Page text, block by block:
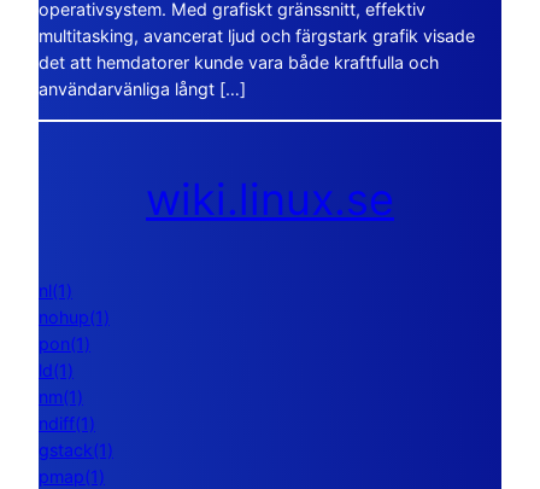
operativsystem. Med grafiskt gränssnitt, effektiv
multitasking, avancerat ljud och färgstark grafik visade
det att hemdatorer kunde vara både kraftfulla och
användarvänliga långt […]
wiki.linux.se
nl(1)
nohup(1)
pon(1)
ld(1)
nm(1)
ndiff(1)
gstack(1)
pmap(1)